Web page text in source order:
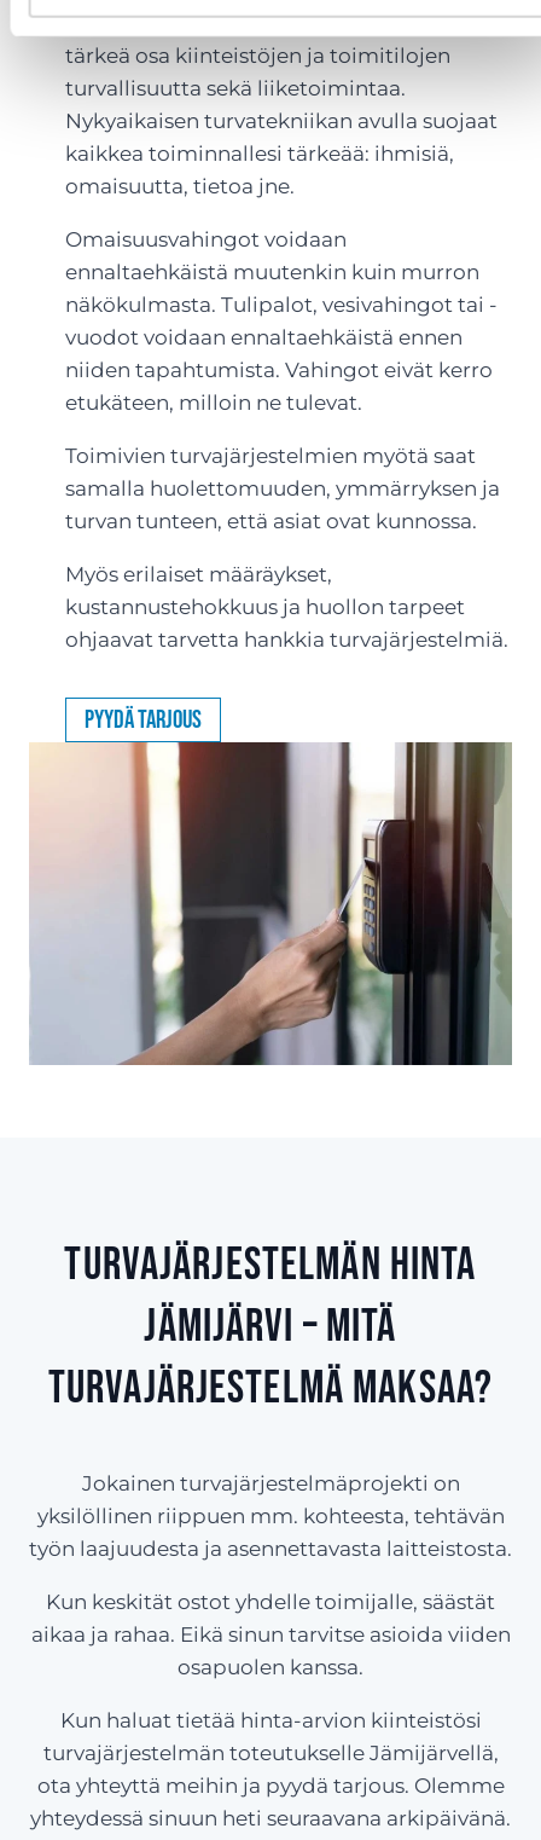
Erilaiset turvatekniikan järjestelmät ovat
tärkeä osa kiinteistöjen ja toimitilojen
turvallisuutta sekä liiketoimintaa.
Nykyaikaisen turvatekniikan avulla suojaat
kaikkea toiminnallesi tärkeää: ihmisiä,
omaisuutta, tietoa jne.
Omaisuusvahingot voidaan
ennaltaehkäistä muutenkin kuin murron
näkökulmasta. Tulipalot, vesivahingot tai -
vuodot voidaan ennaltaehkäistä ennen
niiden tapahtumista. Vahingot eivät kerro
etukäteen, milloin ne tulevat.
Toimivien turvajärjestelmien myötä saat
samalla huolettomuuden, ymmärryksen ja
turvan tunteen, että asiat ovat kunnossa.
Myös erilaiset määräykset,
kustannustehokkuus ja huollon tarpeet
ohjaavat tarvetta hankkia turvajärjestelmiä.
Pyydä tarjous
Turvajärjestelmän hinta
Jämijärvi – Mitä
turvajärjestelmä maksaa?
Jokainen turvajärjestelmäprojekti on
yksilöllinen riippuen mm. kohteesta, tehtävän
työn laajuudesta ja asennettavasta laitteistosta.
Kun keskität ostot yhdelle toimijalle, säästät
aikaa ja rahaa. Eikä sinun tarvitse asioida viiden
osapuolen kanssa.
Kun haluat tietää hinta-arvion kiinteistösi
turvajärjestelmän toteutukselle Jämijärvellä,
ota yhteyttä meihin ja pyydä tarjous. Olemme
yhteydessä sinuun heti seuraavana arkipäivänä.